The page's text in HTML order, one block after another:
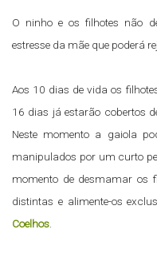
O ninho e os filhotes não
estresse da mãe que poderá
Aos 10 dias de vida os
16 dias já estarão cobertos
Neste momento a gaiola
manipulados por um curto
momento de desmamar os
distintas e alimente-os
Coelhos